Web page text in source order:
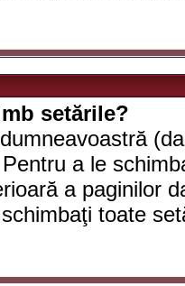
setările?
a le
a paginilor
toate